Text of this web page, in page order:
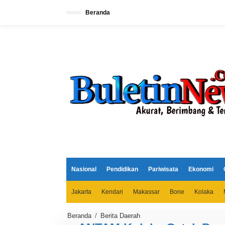
Beranda
Nasional Pendidikan Pariwisata Ekonomi
Jakarta Kendari Makassar Bone Kolaka
Beranda / Berita Daerah
N